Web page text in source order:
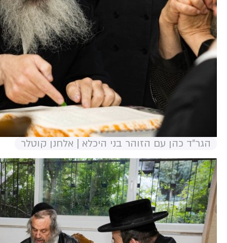
הגר"ד כהן עם הזוהר בני היכלא | אלחנן קוטלר